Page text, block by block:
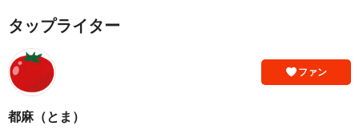
タップライター
ファン
都麻（とま）